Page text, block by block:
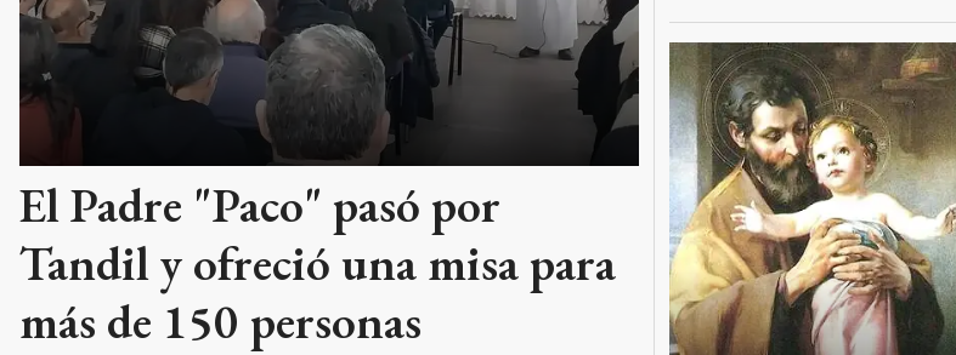
El Padre "Paco" pasó por
Tandil y ofreció una misa para
más de 150 personas